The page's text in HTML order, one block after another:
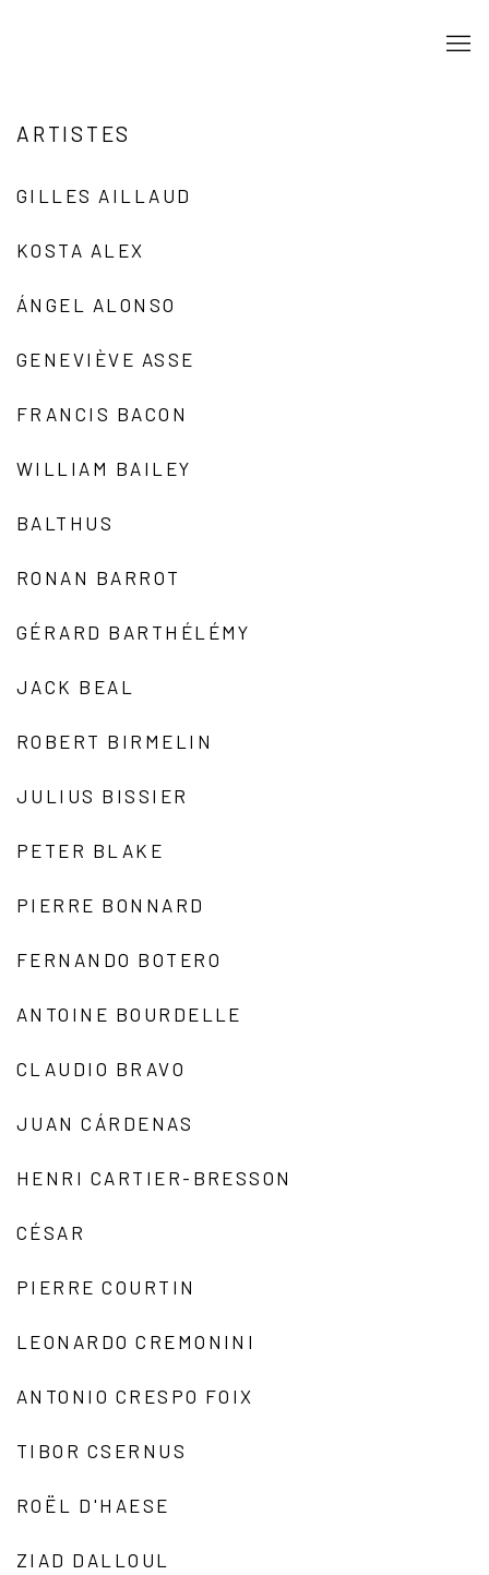
ARTISTES
GILLES AILLAUD
KOSTA ALEX
ÁNGEL ALONSO
GENEVIÈVE ASSE
FRANCIS BACON
WILLIAM BAILEY
BALTHUS
RONAN BARROT
GÉRARD BARTHÉLÉMY
JACK BEAL
ROBERT BIRMELIN
JULIUS BISSIER
PETER BLAKE
PIERRE BONNARD
FERNANDO BOTERO
ANTOINE BOURDELLE
CLAUDIO BRAVO
JUAN CÁRDENAS
HENRI CARTIER-BRESSON
CÉSAR
PIERRE COURTIN
LEONARDO CREMONINI
ANTONIO CRESPO FOIX
TIBOR CSERNUS
ROËL D'HAESE
ZIAD DALLOUL